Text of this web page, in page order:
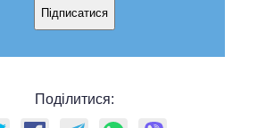
Підписатися
Поділитися: